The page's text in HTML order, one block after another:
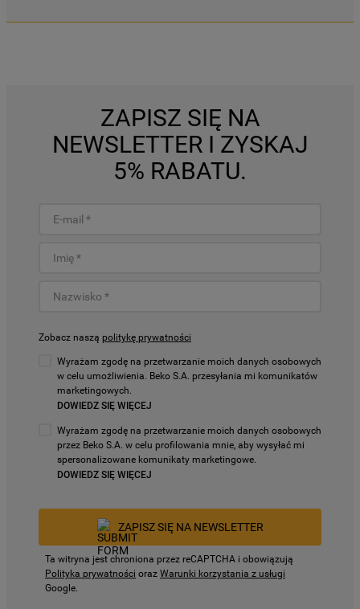
ZAPISZ SIĘ NA
NEWSLETTER I ZYSKAJ
5% RABATU.
Zobacz naszą politykę prywatności
Wyrażam zgodę na przetwarzanie moich danych osobowych
w celu umożliwienia. Beko S.A. przesyłania mi komunikatów
marketingowych.
DOWIEDZ SIĘ WIĘCEJ
Wyrażam zgodę na przetwarzanie moich danych osobowych
przez Beko S.A. w celu profilowania mnie, aby wysyłać mi
spersonalizowane komunikaty marketingowe.
DOWIEDZ SIĘ WIĘCEJ
ZAPISZ SIĘ NA NEWSLETTER
Ta witryna jest chroniona przez reCAPTCHA i obowiązują
Polityka prywatności oraz Warunki korzystania z usługi
Google.